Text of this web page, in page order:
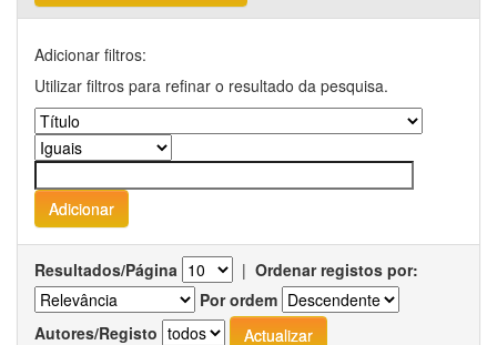
Adicionar filtros:
Utilizar filtros para refinar o resultado da pesquisa.
Resultados/Página | Ordenar registos por:
Por ordem
Autores/Registo